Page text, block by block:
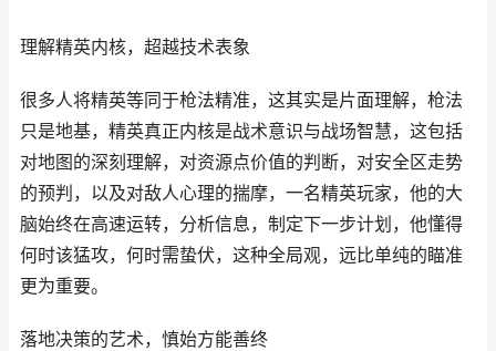
理解精英内核，超越技术表象
很多人将精英等同于枪法精准，这其实是片面理解，枪法
只是地基，精英真正内核是战术意识与战场智慧，这包括
对地图的深刻理解，对资源点价值的判断，对安全区走势
的预判，以及对敌人心理的揣摩，一名精英玩家，他的大
脑始终在高速运转，分析信息，制定下一步计划，他懂得
何时该猛攻，何时需蛰伏，这种全局观，远比单纯的瞄准
更为重要。
落地决策的艺术，慎始方能善终